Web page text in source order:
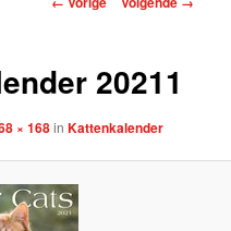
20211
× 168inKattenkalender